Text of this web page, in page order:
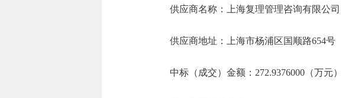
供应商名称：上海复理管理咨询有限公司
供应商地址：上海市杨浦区国顺路654号
中标（成交）金额：272.9376000（万元）